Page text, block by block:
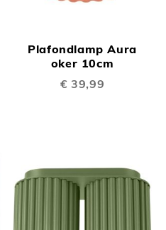
Plafondlamp Aura
oker 10cm
€ 39,99